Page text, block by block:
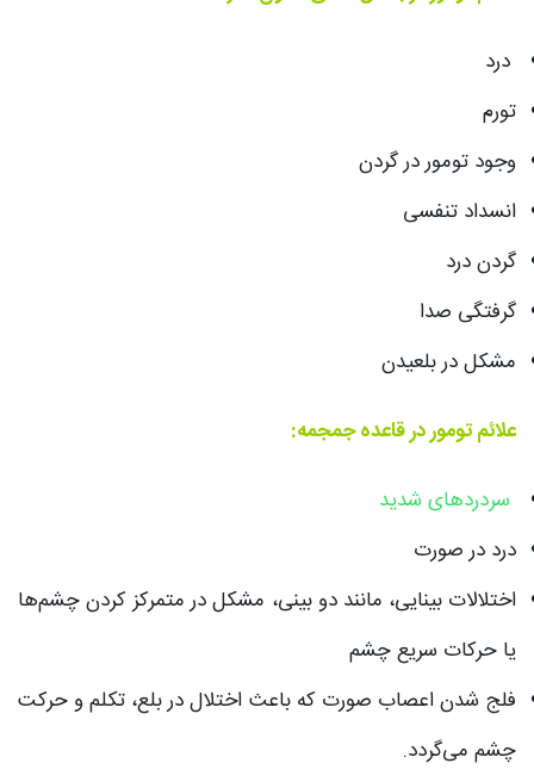
درد
تورم
وجود تومور در گردن
انسداد تنفسی
گردن درد
گرفتگی صدا
مشکل در بلعیدن
علائم تومور در قاعده جمجمه:
سردردهای شدید
درد در صورت
اختلالات بینایی، مانند دو بینی، مشکل در متمرکز کردن چشم‌ها
یا حرکات سریع چشم
فلج شدن اعصاب صورت که باعث اختلال در بلع، تکلم و حرکت
چشم می‌گردد.